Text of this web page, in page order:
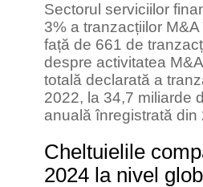
Sectorul serviciilor
3% a tranzacțiilor
față de 661 de
despre activitatea
totală declarată a
2022, la 34,7 miliarde
anuală înregistrată din
Cheltuielile
2024 la nivel